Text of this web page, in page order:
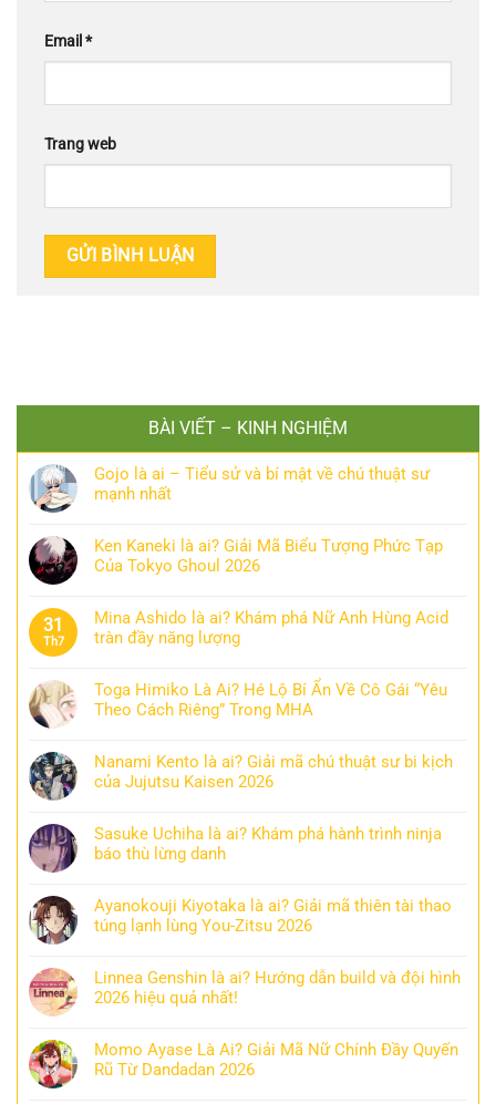
Email *
Trang web
BÀI VIẾT – KINH NGHIỆM
Gojo là ai – Tiểu sử và bí mật về chú thuật sư
mạnh nhất
Ken Kaneki là ai? Giải Mã Biểu Tượng Phức Tạp
Của Tokyo Ghoul 2026
31
Th7
Mina Ashido là ai? Khám phá Nữ Anh Hùng Acid
tràn đầy năng lượng
Toga Himiko Là Ai? Hé Lộ Bí Ẩn Về Cô Gái “Yêu
Theo Cách Riêng” Trong MHA
Nanami Kento là ai? Giải mã chú thuật sư bi kịch
của Jujutsu Kaisen 2026
Sasuke Uchiha là ai? Khám phá hành trình ninja
báo thù lừng danh
Ayanokouji Kiyotaka là ai? Giải mã thiên tài thao
túng lạnh lùng You-Zitsu 2026
Linnea Genshin là ai? Hướng dẫn build và đội hình
2026 hiệu quả nhất!
Momo Ayase Là Ai? Giải Mã Nữ Chính Đầy Quyến
Rũ Từ Dandadan 2026